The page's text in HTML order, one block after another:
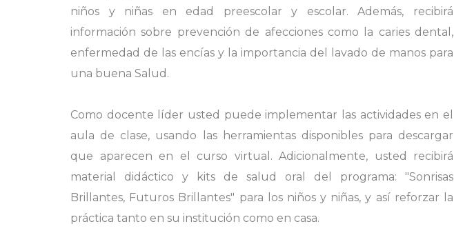
niños y niñas en edad preescolar y escolar. Además, recibirá
información sobre prevención de afecciones como la caries dental,
enfermedad de las encías y la importancia del lavado de manos para
una buena Salud.
Como docente líder usted puede implementar las actividades en el
aula de clase, usando las herramientas disponibles para descargar
que aparecen en el curso virtual. Adicionalmente, usted recibirá
material didáctico y kits de salud oral del programa: "Sonrisas
Brillantes, Futuros Brillantes" para los niños y niñas, y así reforzar la
práctica tanto en su institución como en casa.